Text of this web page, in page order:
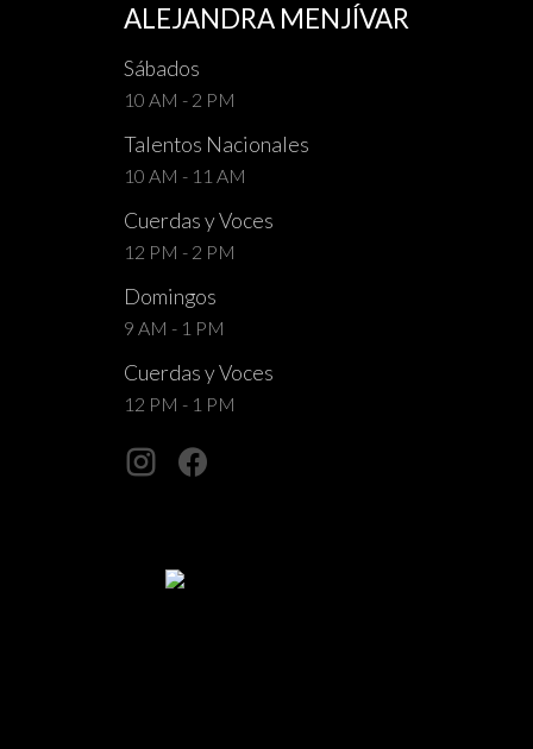
ALEJANDRA MENJÍVAR
Sábados
10 AM - 2 PM
Talentos Nacionales
10 AM - 11 AM
Cuerdas y Voces
12 PM - 2 PM
Domingos
9 AM - 1 PM
Cuerdas y Voces
12 PM - 1 PM